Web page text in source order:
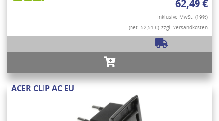
62,49 €
Inklusive MwSt. (19%)
(net. 52,51 €) zzgl. Versandkosten
ACER CLIP AC EU